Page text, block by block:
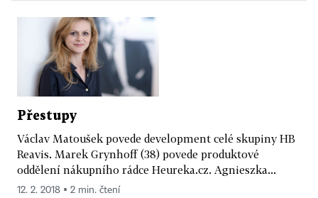
Přestupy
Václav Matoušek povede development celé skupiny HB
Reavis. Marek Grynhoff (38) povede produktové
oddělení nákupního rádce Heureka.cz. Agnieszka...
12. 2. 2018 ▪ 2 min. čtení